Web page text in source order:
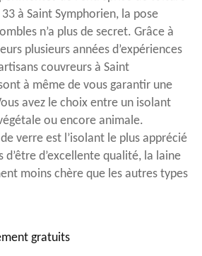
à Saint Symphorien, la pose
n’a plus de secret. Grâce à
plusieurs années d’expériences
couvreurs à Saint
à même de vous garantir une
avez le choix entre un isolant
ou encore animale.
verre est l’isolant le plus apprécié
d’être d’excellente qualité, la laine
moins chère que les autres types
gratuits